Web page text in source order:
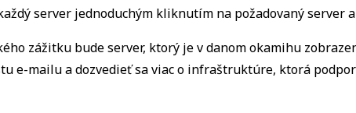
server jednoduchým kliknutím na požadovaný server
zážitku bude server, ktorý je v danom okamihu
e-mailu a dozvedieť sa viac o infraštruktúre, ktorá